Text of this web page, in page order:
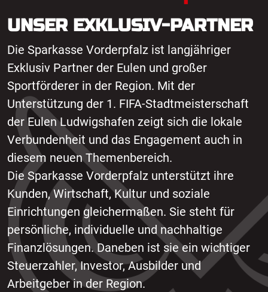
UNSER EXKLUSIV-PARTNER
Die Sparkasse Vorderpfalz ist langjähriger
Exklusiv Partner der Eulen und großer
Sportförderer in der Region. Mit der
Unterstützung der 1. FIFA-Stadtmeisterschaft
der Eulen Ludwigshafen zeigt sich die lokale
Verbundenheit und das Engagement auch in
diesem neuen Themenbereich.
Die Sparkasse Vorderpfalz unterstützt ihre
Kunden, Wirtschaft, Kultur und soziale
Einrichtungen gleichermaßen. Sie steht für
persönliche, individuelle und nachhaltige
Finanzlösungen. Daneben ist sie ein wichtiger
Steuerzahler, Investor, Ausbilder und
Arbeitgeber in der Region.